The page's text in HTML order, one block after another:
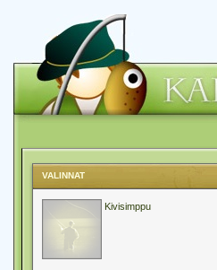
VALINNAT
Kivisimppu